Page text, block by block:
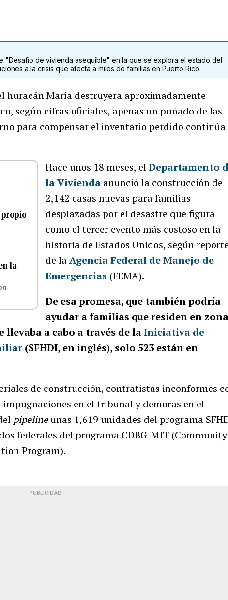
"Desafío de vivienda asequible" en la que se explora el estado del
a la crisis que afecta a miles de familias en Puerto Rico.
huracán María destruyera aproximadamente
según cifras oficiales, apenas un puñado de las
para compensar el inventario perdido continúa
la
Hace unos 18 meses, elDepartamento
la Vivienda anunció la construcción de
2,142 casas nuevas para familias
desplazadas por el desastre que figura
como el tercer evento más costoso en la
historia de Estados Unidos, según
de laAgencia Federal de Manejo de
Emergencias (FEMA).
De esa promesa, que también podría
ayudar a familias que residen en
llevaba a cabo a través de laIniciativa de
(SFHDI, en inglés), solo 523 están en
de construcción, contratistas inconformes
en el tribunal y demoras en el
pipelineunas 1,619 unidades del programa
federales del programa CDBG-MIT (Community
Program).
PUBLICIDAD